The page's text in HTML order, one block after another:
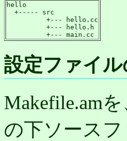
hello
  +----- src
          +--- hello.cc
          +--- hello.h
          +--- main.cc
設定ファイ
Makefile.am
の下ソース